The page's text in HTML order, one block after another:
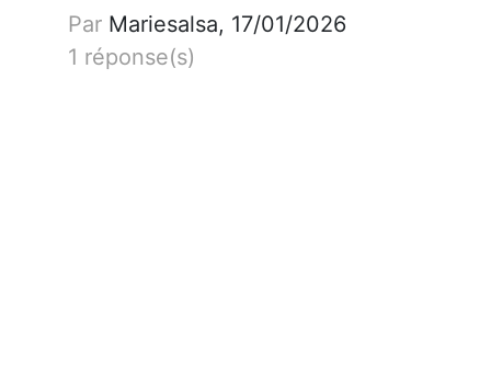
Par Mariesalsa, 17/01/2026
1 réponse(s)